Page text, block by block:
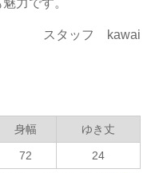
力です。
スタッフ kawai
身幅 ゆき丈
72 24